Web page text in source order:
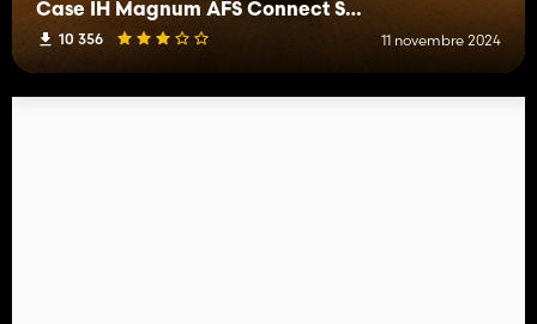
Case IH Magnum AFS Connect Series BR Edit
10 356 11 novembre 2024